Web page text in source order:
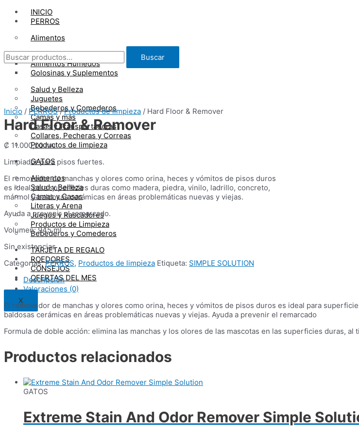
INICIO
PERROS
Alimentos
Alimentos Secos
Alimentos Húmedos
Golosinas y Suplementos
Salud y Belleza
Juguetes
Bebederos y Comederos
Camas y más
Casas y Transportadoras
Collares, Pecheras y Correas
Productos de limpieza
GATOS
Alimentos
Salud y Belleza
Camas y Casas
Literas y Arena
Juegos y Rascadores
Productos de Limpieza
Bebederos y Comederos
TARJETA DE REGALO
ROEDORES
CONSEJOS
OFERTAS DEL MES
X
Buscar
por:
Buscar
Inicio / PERROS/Productos de limpieza / Hard Floor & Remover
Hard Floor & Remover
₡ 11.000,00 IVAI
Limpiador para pisos fuertes.
El removedor de manchas y olores como orina, heces y vómitos de pisos duros
es ideal para superficies duras como madera, piedra, vinilo, ladrillo, concreto,
mármol y baldosas cerámicas en áreas problemáticas nuevas y viejas.
Ayuda a prevenir el remarcado.
Volumen: 945 ml
Sin existencias
Categorías:PERROS, Productos de limpieza Etiqueta: SIMPLE SOLUTION
Descripción
Valoraciones (0)
El removedor de manchas y olores como orina, heces y vómitos de pisos duros es ideal para
baldosas cerámicas en áreas problemáticas nuevas y viejas. Ayuda a prevenir el remarcado
Formula de doble acción: elimina las manchas y los olores de las mascotas en las superficies duras,
Productos relacionados
GATOS
Extreme Stain And Odor Remover Simple